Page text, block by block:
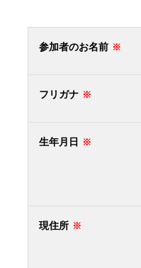
参加者のお名前
フリガナ
生年月日
現住所